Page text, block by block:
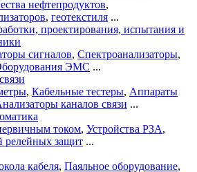
нефтепродуктов,
, геотекстиля ...
проектирования, испытания и
сигналов, Спектроанализаторы,
ЭМС ...
, Кабельные тестеры, Аппараты
каналов связи ...
током, Устройства РЗА,
релейных защит ...
кабеля, Паяльное оборудование,